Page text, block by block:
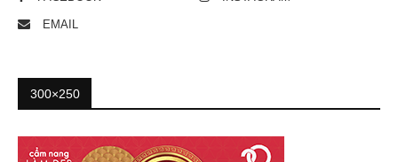
EMAIL
300×250